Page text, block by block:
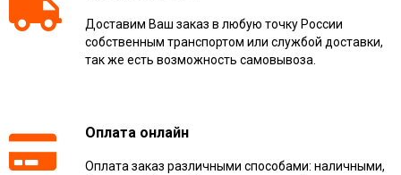
Доставим Ваш заказ в любую точку России
собственным транспортом или службой доставки,
так же есть возможность самовывоза.
Оплата онлайн
Оплата заказ различными способами: наличными,